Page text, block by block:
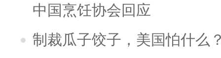
中国烹饪协会回应
制裁瓜子饺子，美国怕什么